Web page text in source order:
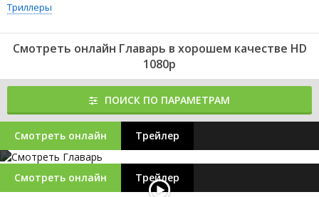
Триллеры
Смотреть онлайн Главарь в хорошем качестве HD
1080p
ПОИСК ПО ПАРАМЕТРАМ
Смотреть онлайн Трейлер
Смотреть онлайн Трейлер